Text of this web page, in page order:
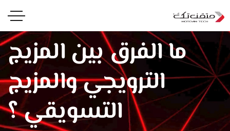
ما الفرق بين المزيج
الترويجي والمزيج
التسويقي ؟